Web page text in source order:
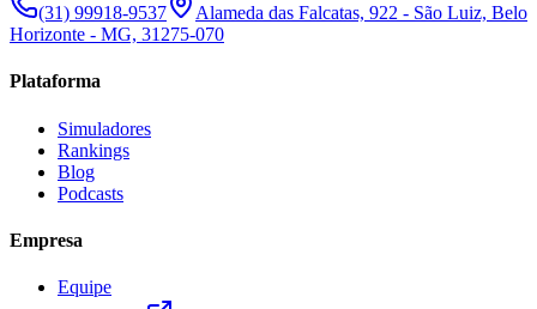
(31) 99918-9537
Alameda das Falcatas, 922 - São Luiz, Belo
Horizonte - MG, 31275-070
Plataforma
Simuladores
Rankings
Blog
Podcasts
Empresa
Equipe